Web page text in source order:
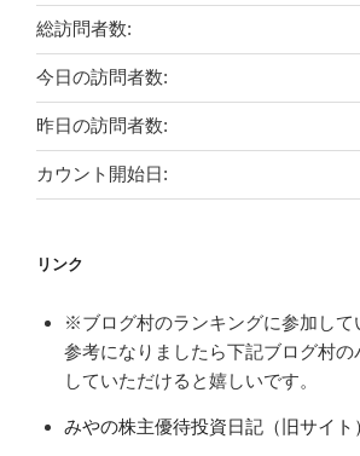
総訪問者数:
今日の訪問者数:
昨日の訪問者数:
カウント開始日:
リンク
※ブログ村のランキングに参加して
参考になりましたら下記ブログ村の
していただけると嬉しいです。
みやの株主優待投資日記（旧サイト）